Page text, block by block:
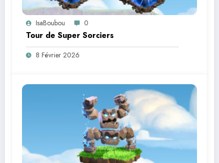
IsaBoubou 0
Tour de Super Sorciers
8 Février 2026